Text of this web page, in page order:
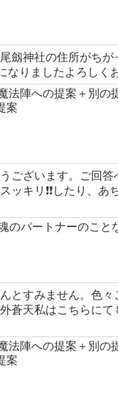
劔神社の住所がち
なりましたよろしく
法陣への提案＋別
案
ございます。ご回
ッキリ❗️❗️したり、
のパートナーのこと
とすみません。色
蒼天私はこちらにて
法陣への提案＋別
案